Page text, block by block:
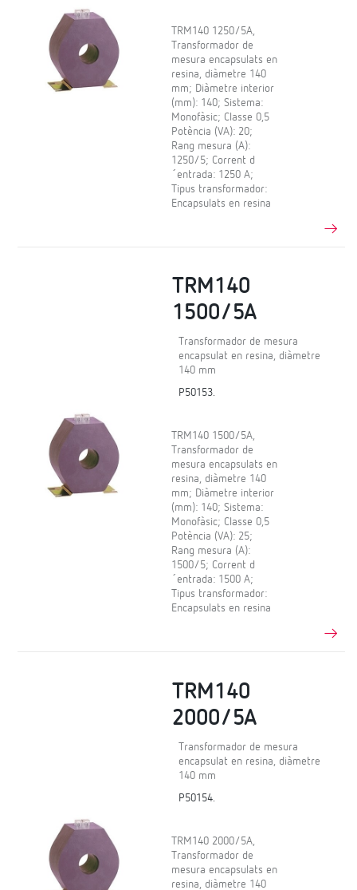
TRM140 1250/5A,
Transformador de
mesura encapsulats en
resina, diàmetre 140
mm; Diàmetre interior
(mm): 140; Sistema:
Monofàsic; Classe 0,5
Potència (VA): 20;
Rang mesura (A):
1250/5; Corrent d
´entrada: 1250 A;
Tipus transformador:
Encapsulats en resina
TRM140
1500/5A
Transformador de mesura
encapsulat en resina, diàmetre
140 mm
P50153.
TRM140 1500/5A,
Transformador de
mesura encapsulats en
resina, diàmetre 140
mm; Diàmetre interior
(mm): 140; Sistema:
Monofàsic; Classe 0,5
Potència (VA): 25;
Rang mesura (A):
1500/5; Corrent d
´entrada: 1500 A;
Tipus transformador:
Encapsulats en resina
TRM140
2000/5A
Transformador de mesura
encapsulat en resina, diàmetre
140 mm
P50154.
TRM140 2000/5A,
Transformador de
mesura encapsulats en
resina, diàmetre 140